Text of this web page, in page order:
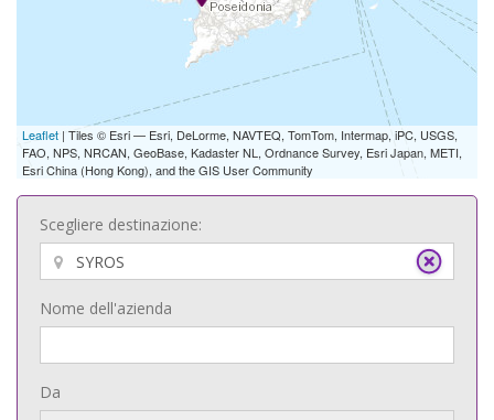
Leaflet | Tiles © Esri — Esri, DeLorme, NAVTEQ, TomTom, Intermap, iPC, USGS,
FAO, NPS, NRCAN, GeoBase, Kadaster NL, Ordnance Survey, Esri Japan, METI,
Esri China (Hong Kong), and the GIS User Community
Scegliere destinazione:
Nome dell'azienda
Da